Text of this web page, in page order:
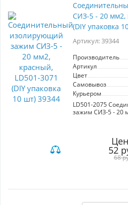
СИЗ-5 - 20 мм2,
(DIY упаковка
Артикул: 39344
Производитель
Артикул
Цвет
Самовывоз
Курьером
LD501-2075
зажим СИЗ-5 - 20
52
68